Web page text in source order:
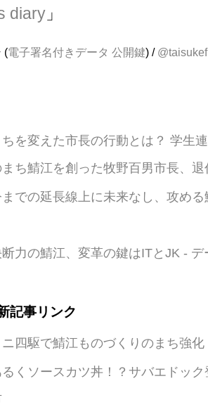
diary 」
(電子署名付きデータ 公開鍵) / @taisukef
ちを変えた市長の行動とは？ 学生
ち鯖江を創った牧野百男市長、退
での延長線上に未来なし、攻め
力の鯖江、変革の鍵はITとJK -
記事リンク
ニ四駆で鯖江ものづくりのまち強化
るくソースカツ丼！？サバエドッ